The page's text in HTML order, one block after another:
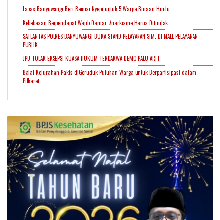
Lapas Banyuwangi Beri Remisi Nyepi untuk 5 Warga Binaan Hindu
Kebebasan Berpendapat Wajib Damai, Anarkisme Harus Ditindak
SATLANTAS POLRES BANYUWANGI BUKA STAND PELAYANAN SIM. DI MALL PELAYANAN
PUBLIK
JPU TOLAK EKSEPSI KUASA HUKUM TERDAKWA DEMO PALU ARIT
Balai Kelurahan Pakis diGeruduk Puluhan Warga untuk Berpartisipasi dalam
Pilkaret